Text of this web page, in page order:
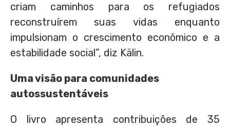
criam caminhos para os refugiados
reconstruírem suas vidas enquanto
impulsionam o crescimento econômico e a
estabilidade social”, diz Kälin.
Uma visão para comunidades
autossustentáveis
O livro apresenta contribuições de 35